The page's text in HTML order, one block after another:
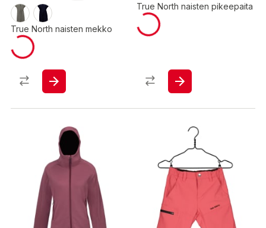
True North naisten mekko
True North naisten pikeepaita